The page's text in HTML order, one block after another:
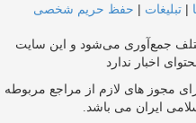
| تبلیغات | حفظ حریم شخصی
جمع‌آوری می‌شود و این سایت
اخبار ندارد
مجوز های لازم از مراجع مربوطه
ایران می باشد.